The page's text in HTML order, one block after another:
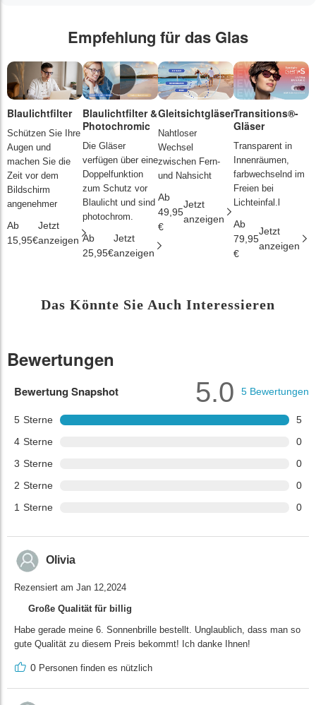
Empfehlung für das Glas
Blaulichtfilter
Schützen Sie Ihre
Augen und
machen Sie die
Zeit vor dem
Bildschirm
angenehmer
Ab
15,95€
Jetzt
anzeigen
Blaulichtfilter &
Photochromic
Die Gläser
verfügen über eine
Doppelfunktion
zum Schutz vor
Blaulicht und sind
photochrom.
Ab
25,95€
Jetzt
anzeigen
Gleitsichtgläser
Nahtloser
Wechsel
zwischen Fern-
und Nahsicht
Ab
49,95
€
Jetzt
anzeigen
Transitions®-
Gläser
Transparent in
Innenräumen,
farbwechselnd im
Freien bei
Lichteinfal.l
Ab
79,95
€
Jetzt
anzeigen
Das Könnte Sie Auch Interessieren
Bewertungen
Bewertung Snapshot
5 Sterne
5
4 Sterne
0
3 Sterne
0
2 Sterne
0
1 Sterne 0
5.0 5 Bewertungen
Olivia
Rezensiert am Jan 12,2024
Große Qualität für billig
Habe gerade meine 6. Sonnenbrille bestellt. Unglaublich, dass man so
gute Qualität zu diesem Preis bekommt! Ich danke Ihnen!
0 Personen finden es nützlich